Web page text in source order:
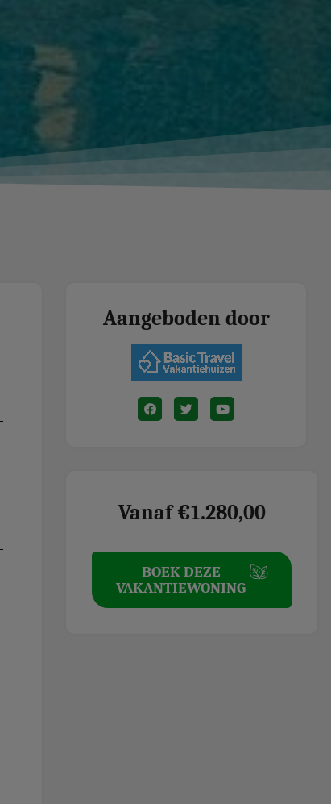
Aangeboden door
Vanaf €1.280,00
BOEK DEZE
VAKANTIEWONING